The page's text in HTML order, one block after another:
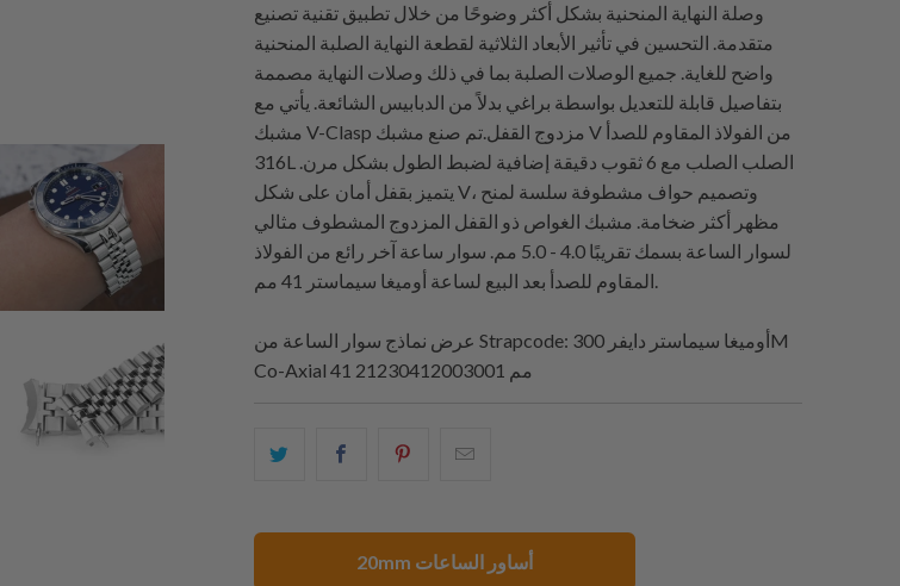
وصلة النهاية المنحنية بشكل أكثر وضوحًا من خلال تطبيق تقنية تصنيع
متقدمة. التحسين في تأثير الأبعاد الثلاثية لقطعة النهاية الصلبة المنحنية
واضح للغاية. جميع الوصلات الصلبة بما في ذلك وصلات النهاية مصممة
بتفاصيل قابلة للتعديل بواسطة براغي بدلاً من الدبابيس الشائعة. يأتي مع
مشبك V-Clasp مزدوج القفل.تم صنع مشبك V من الفولاذ المقاوم للصدأ
316L الصلب الصلب مع 6 ثقوب دقيقة إضافية لضبط الطول بشكل مرن.
يتميز بقفل أمان على شكل V، وتصميم حواف مشطوفة سلسة لمنح
مظهر أكثر ضخامة. مشبك الغواص ذو القفل المزدوج المشطوف مثالي
لسوار الساعة بسمك تقريبًا 4.0 - 5.0 مم. سوار ساعة آخر رائع من الفولاذ
المقاوم للصدأ بعد البيع لساعة أوميغا سيماستر 41 مم.
Strapcode: أوميغا سيماستر دايفر 300M
Co-Axial 41 مم 21230412003001
شارك
شارك
شارك
صديق
20mm أساور الساعات